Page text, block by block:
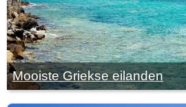
Mooiste Griekse eilanden